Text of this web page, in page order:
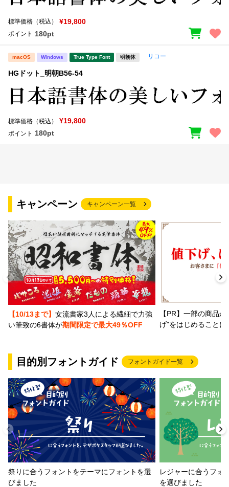
標準価格（税込） ¥19,800
ポイント 180pt
macOS Windows True Type Font 明朝体 リコー
HGドット_明朝B56-54
標準価格（税込） ¥19,800
ポイント 180pt
キャンペーン キャンペーン一覧
【10/13まで】 女流書家3人による繊細で力強
い筆致の6書体が期間限定で最大49％OFF
【PR】一部の商品
げ"をはじめること
目的別フォントガイド フォントガイド一覧
祭りに合うフォントをテーマにフォントを選
びました
レジャーに合うフォ
を選びました